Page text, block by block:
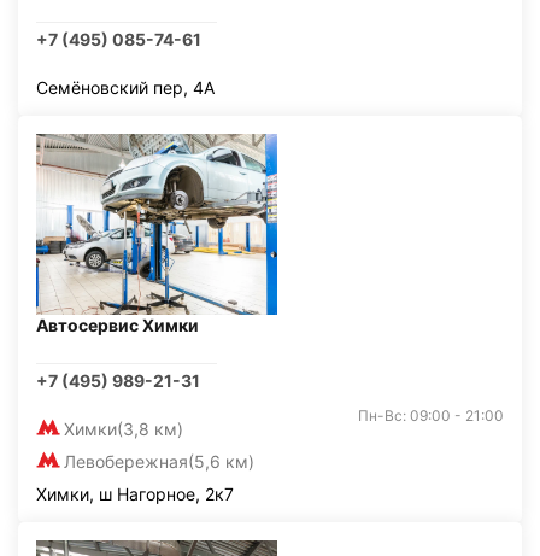
+7 (495) 085-74-61
Семёновский пер, 4А
Автосервис Химки
+7 (495) 989-21-31
Химки(3,8 км)
Левобережная(5,6 км)
Пн-Вс: 09:00 - 21:00
Химки, ш Нагорное, 2к7